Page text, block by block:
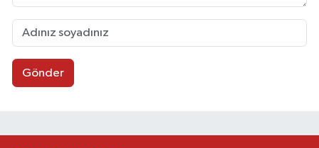
Gönder